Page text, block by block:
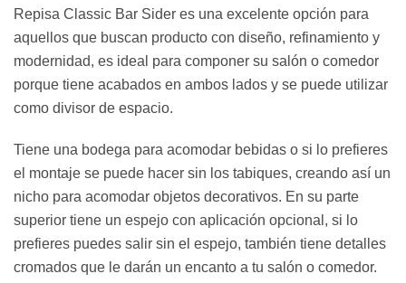
Repisa Classic Bar Sider es una excelente opción para
aquellos que buscan producto con diseño, refinamiento y
modernidad, es ideal para componer su salón o comedor
porque tiene acabados en ambos lados y se puede utilizar
como divisor de espacio.
Tiene una bodega para acomodar bebidas o si lo prefieres
el montaje se puede hacer sin los tabiques, creando así un
nicho para acomodar objetos decorativos. En su parte
superior tiene un espejo con aplicación opcional, si lo
prefieres puedes salir sin el espejo, también tiene detalles
cromados que le darán un encanto a tu salón o comedor.